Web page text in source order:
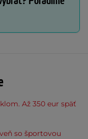
Až 350 eur späť
so športovou